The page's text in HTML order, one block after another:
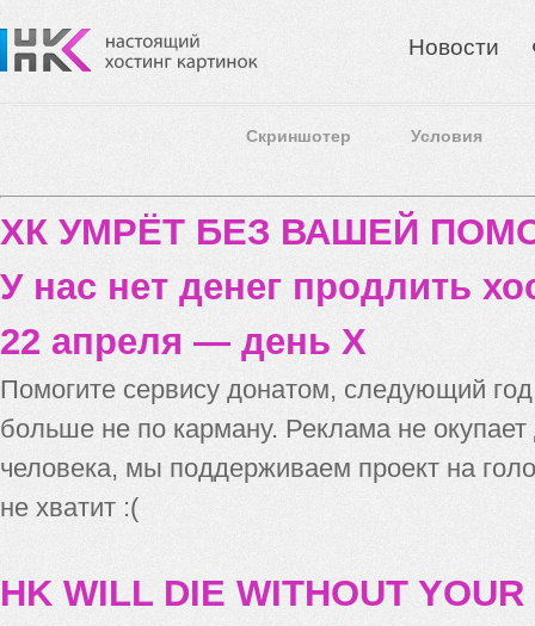
Новости
Скриншотер Условия
ХК УМРЁТ БЕЗ ВАШЕЙ
У нас нет денег продлить
22 апреля — день X
Помогите сервису донатом, следующий
больше не по карману. Реклама не
человека, мы поддерживаем проект на
не хватит :(
HK WILL DIE WITHOUT